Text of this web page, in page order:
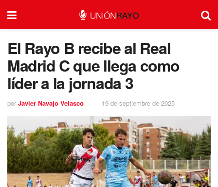
El Rayo B recibe al Real
Madrid C que llega como
líder a la jornada 3
por Javier Navajo Velasco 19 de septiembre de 2025